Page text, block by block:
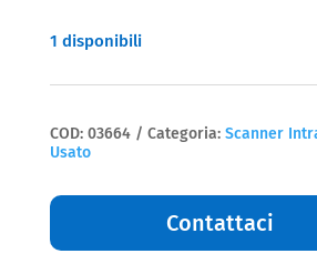
1 disponibili
COD: 03664 Categoria: Scanner
Usato
Contattaci